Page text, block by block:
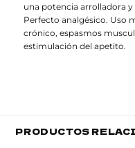
una potencia arrolladora
Perfecto analgésico. Uso
crónico, espasmos
estimulación del apetito.
PRODUCTOS